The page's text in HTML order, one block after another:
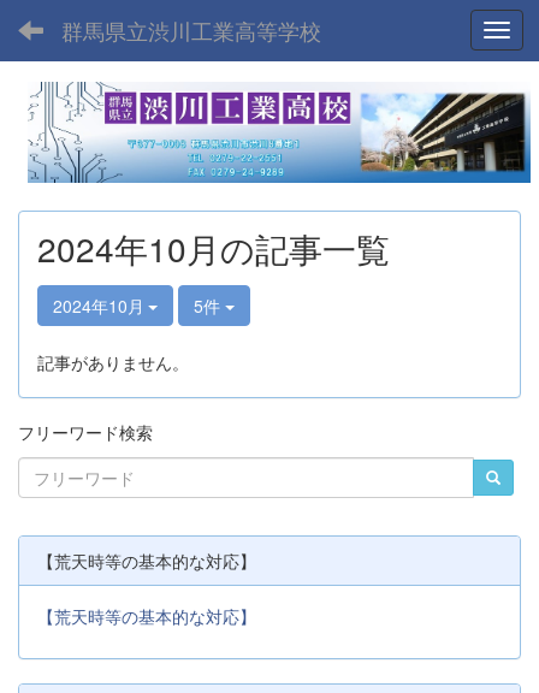
群馬県立渋川工業高等学校
2024年10月の記事一覧
2024年10月 5件
記事がありません。
フリーワード検索
【荒天時等の基本的な対応】
【荒天時等の基本的な対応】